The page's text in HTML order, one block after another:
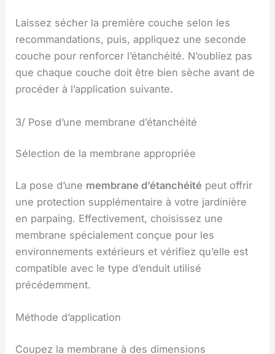
Laissez sécher la première couche selon les
recommandations, puis, appliquez une seconde
couche pour renforcer l’étanchéité. N’oubliez pas
que chaque couche doit être bien sèche avant de
procéder à l’application suivante.
3/ Pose d’une membrane d’étanchéité
Sélection de la membrane appropriée
La pose d’une membrane d’étanchéité peut offrir
une protection supplémentaire à votre jardinière
en parpaing. Effectivement, choisissez une
membrane spécialement conçue pour les
environnements extérieurs et vérifiez qu’elle est
compatible avec le type d’enduit utilisé
précédemment.
Méthode d’application
Coupez la membrane à des dimensions